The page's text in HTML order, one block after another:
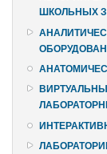
ШКОЛЬНЫХ